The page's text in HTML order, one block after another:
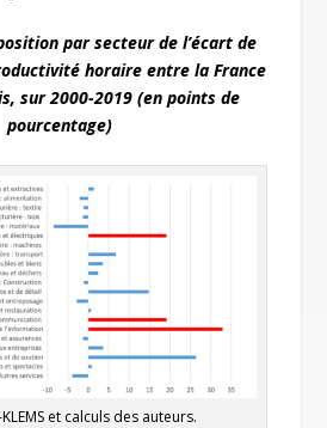
par secteur de l’écart de
horaire entre la France
sur 2000-2019 (en points de
pourcentage)
et calculs des auteurs.